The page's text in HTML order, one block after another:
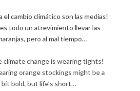
el cambio climático son las medias!
todo un atrevimiento llevar las
pero al mal tiempo…
climate change is wearing tights!
orange stockings might be a
bold, but life’s short…